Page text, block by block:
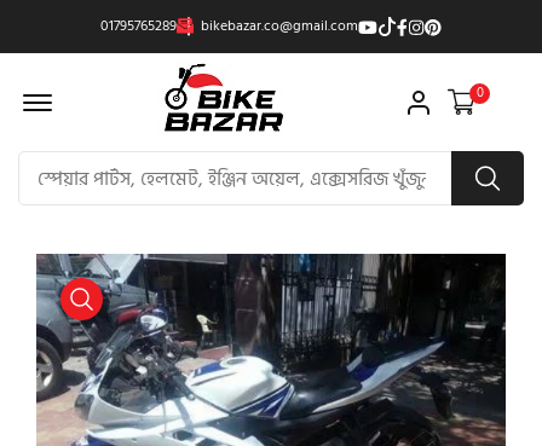
01795765289 bikebazar.co@gmail.com
Offcanvas Menu Open 0
product view